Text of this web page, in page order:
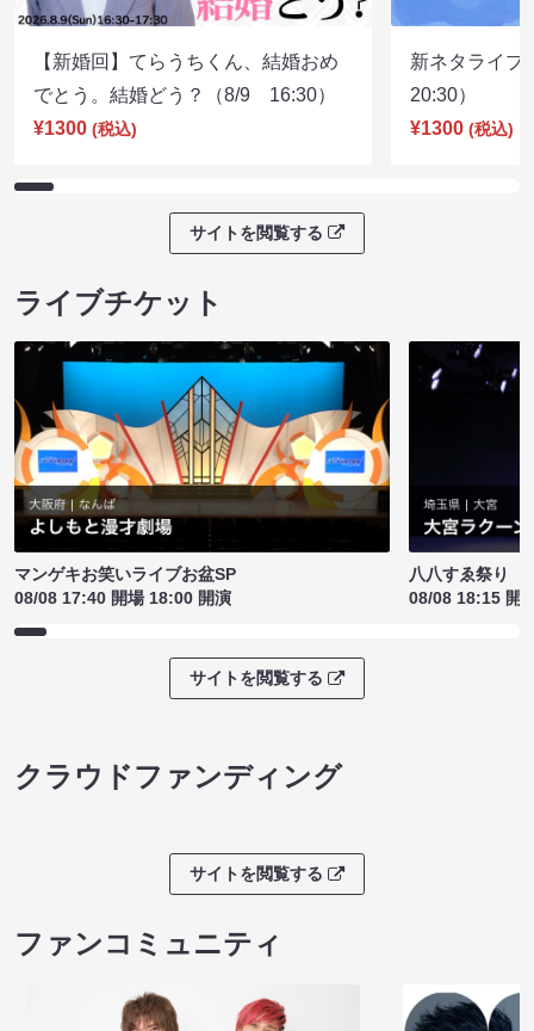
【新婚回】てらうちくん、結婚おめ
でとう。結婚どう？（8/9 16:30）
¥1300 (税込)
新ネタライ
20:30）
¥1300 (税込)
サイトを閲覧する
ライブチケット
マンゲキお笑いライブお盆SP
08/08 17:40 開場 18:00 開演
八八すゑ祭り
08/08 18:15 開
サイトを閲覧する
クラウドファンディング
サイトを閲覧する
ファンコミュニティ